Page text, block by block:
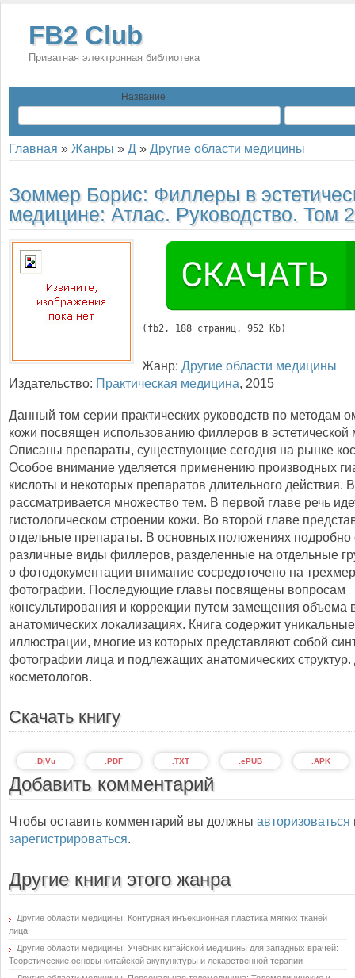
FB2 Club
Приватная электронная библиотека
Название
Главная » Жанры » Д » Другие области медицины
Зоммер Борис: Филлеры в
медицине: Атлас. Руководство. Том 2
( fb2, 188 страниц, 952 Kb)
Жанр: Другие области медицины
Издательство: Практическая медицина, 2015
Данный том серии практических руководств по методам
кожи посвящен использованию филлеров в эстетической
Описаны препараты, существующие сегодня на рынке
Особое внимание уделяется применению производных
кислоты и некоторых препаратов длительного действия.
рассматривается множество тем. В первой главе речь
гистологическом строении кожи. Во второй главе
отдельные препараты. В основных положениях
различные виды филлеров, разделенные на отдельные
о фотодокументации внимание сосредоточено на
фотографии. Последующие главы посвящены вопросам
консультирования и коррекции путем замещения объема
анатомических локализациях. Книга содержит уникальные
иллюстрации, многие из которых представляют собой
фотографии лица и подлежащих анатомических
косметологов.
Скачать книгу
.APK
.ePUB
.TXT
.PDF
.DjVu
Добавить комментарий
Чтобы оставить комментарий вы должны авторизоваться
зарегистрироваться.
Другие книги этого жанра
Другие области медицины: Контурная инъекционная пластика мягких тканей
лица
Другие области медицины: Учебник китайской медицины для западных врачей:
Теоретические основы китайской акупунктуры и лекарственной терапии